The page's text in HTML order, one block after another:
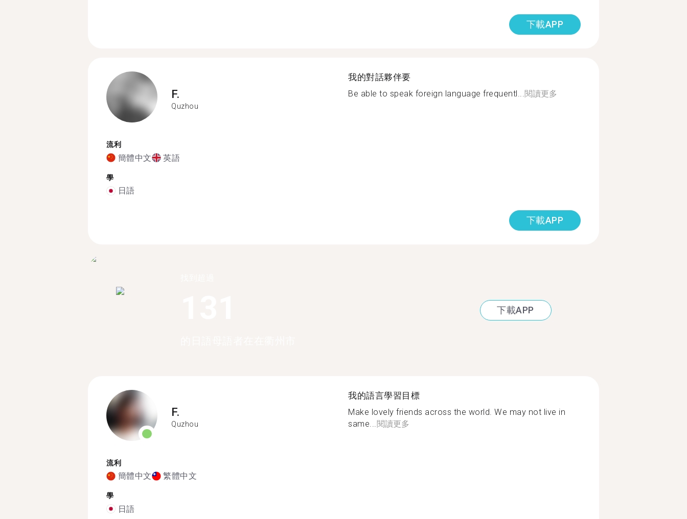
下載APP
F.
Quzhou
流利
簡體中文 英語
學
日語
我的對話夥伴要
Be able to speak foreign language frequentl...閱讀更多
下載APP
下載APP
F.
Quzhou
流利
簡體中文 繁體中文
學
日語
我的語言學習目標
Make lovely friends across the world. We may not live in
same... 閱讀更多